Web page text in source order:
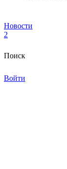
Новости
2
Поиск
Войти